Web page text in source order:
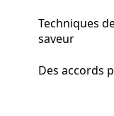
Techniques
saveur
Des accords